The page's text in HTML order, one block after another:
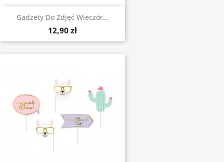
Gadżety Do Zdjęć Wieczór...
12,90 zł